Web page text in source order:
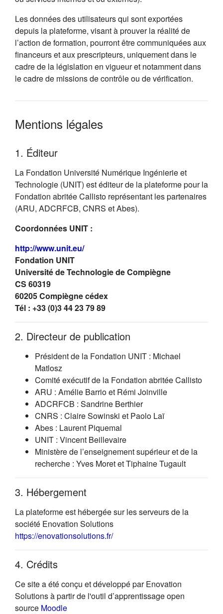
Les données des utilisateurs qui sont exportées
depuis la plateforme, visant à prouver la réalité de
l’action de formation, pourront être communiquées aux
financeurs et aux prescripteurs, uniquement dans le
cadre de la législation en vigueur et notamment dans
le cadre de missions de contrôle ou de vérification.
Mentions légales
1. Éditeur
La Fondation Université Numérique Ingénierie et
Technologie (UNIT) est éditeur de la plateforme pour la
Fondation abritée Callisto représentant les partenaires
(ARU, ADCRFCB, CNRS et Abes).
Coordonnées UNIT :
http://www.unit.eu/(s'ouvre dans un nouvel onglet)
Fondation UNIT
Université de Technologie de Compiègne
CS 60319
60205 Compiègne cédex
Tél : +33 (0)3 44 23 79 89
2. Directeur de publication
Président de la Fondation UNIT : Michael
Matlosz
Comité exécutif de la Fondation abritée Callisto
ARU : Amélie Barrio et Rémi Joinville
ADCRFCB : Sandrine Berthier
CNRS : Claire Sowinski et Paolo Laï
Abes : Laurent Piquemal
UNIT : Vincent Beillevaire
Ministère de l’enseignement supérieur et de la
recherche : Yves Moret et Tiphaine Tugault
3. Hébergement
La plateforme est hébergée sur les serveurs de la
société Enovation Solutions
https://enovationsolutions.fr/(s'ouvre dans un nouvel onglet)
4. Crédits
Ce site a été conçu et développé par Enovation
Solutions à partir de l'outil d’apprentissage open
source Moodle(s'ouvre dans un nouvel onglet)